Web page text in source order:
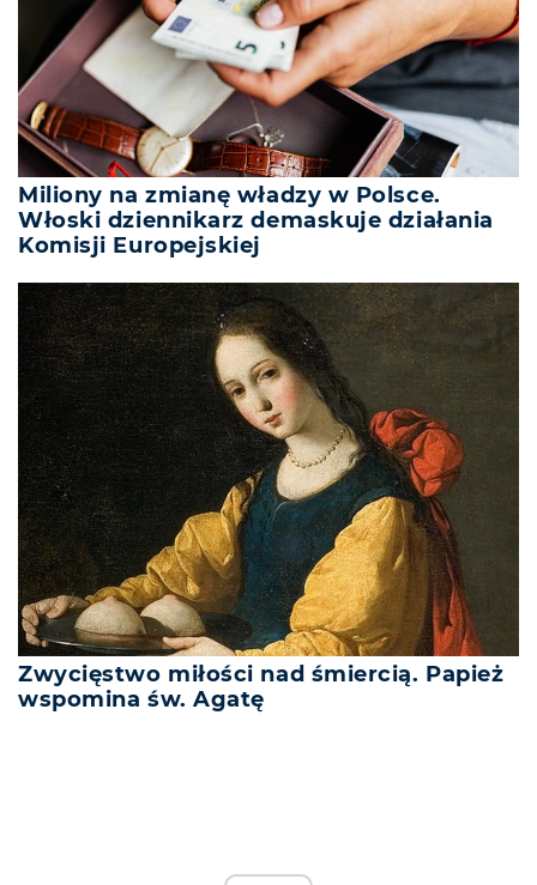
Miliony na zmianę władzy w Polsce.
Włoski dziennikarz demaskuje działania
Komisji Europejskiej
Zwycięstwo miłości nad śmiercią. Papież
wspomina św. Agatę